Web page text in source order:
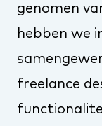
genomen
hebben we
freelance